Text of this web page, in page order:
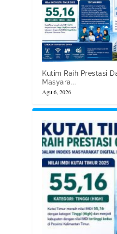
Kutim Raih Prestasi
Masyara...
Agu 6, 2026